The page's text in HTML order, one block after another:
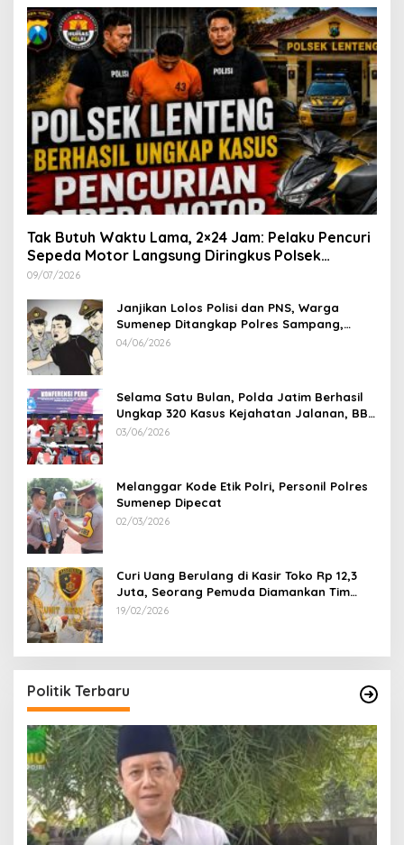
Tak Butuh Waktu Lama, 2×24 Jam: Pelaku Pencuri
Sepeda Motor Langsung Diringkus Polsek
Lenteng di Wilayah Manding
09/07/2026
Janjikan Lolos Polisi dan PNS, Warga
Sumenep Ditangkap Polres Sampang,
Korban Rugi Rp 600 juta
04/06/2026
Selama Satu Bulan, Polda Jatim Berhasil
Ungkap 320 Kasus Kejahatan Jalanan, BB
100 Sepeda Motor dan 12 Mobil Diamankan
03/06/2026
Melanggar Kode Etik Polri, Personil Polres
Sumenep Dipecat
02/03/2026
Curi Uang Berulang di Kasir Toko Rp 12,3
Juta, Seorang Pemuda Diamankan Tim
Reskrim Polsek Lenteng Sumenep
19/02/2026
Politik Terbaru